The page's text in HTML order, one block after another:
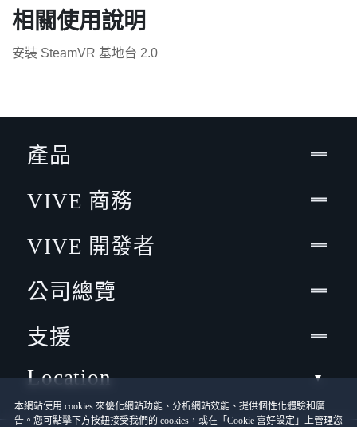
相關使用說明
安裝 SteamVR 基地台 2.0
本網站使用 cookies 來優化網站功能、分析網站效能、提供個性化體驗和廣
告。您可點擊下方按鈕接受我們的 cookies，或在「Cookie 喜好設定」上管理您
產品
VIVE 商務
VIVE 開發者
公司總覽
支援
Location